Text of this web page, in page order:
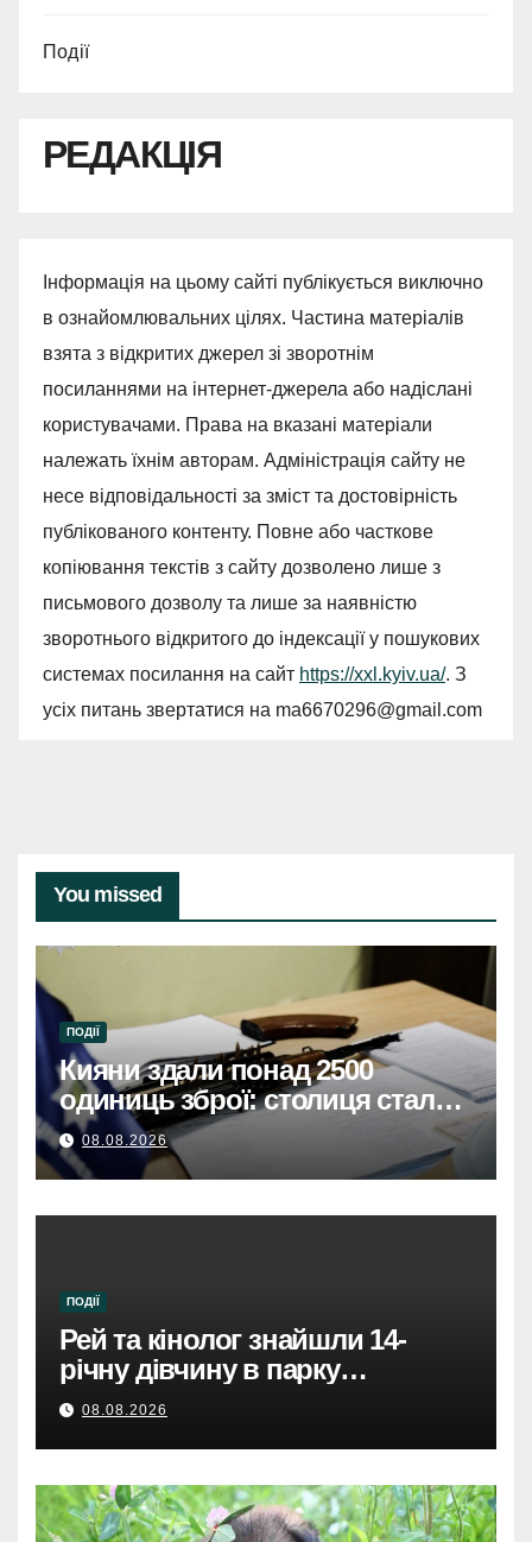
Події
РЕДАКЦІЯ
Інформація на цьому сайті публікується виключно
в ознайомлювальних цілях. Частина матеріалів
взята з відкритих джерел зі зворотнім
посиланнями на інтернет-джерела або надіслані
користувачами. Права на вказані матеріали
належать їхнім авторам. Адміністрація сайту не
несе відповідальності за зміст та достовірність
публікованого контенту. Повне або часткове
копіювання текстів з сайту дозволено лише з
письмового дозволу та лише за наявністю
зворотнього відкритого до індексації у пошукових
системах посилання на сайт https://xxl.kyiv.ua/. З
усіх питань звертатися на ma6670296@gmail.com
You missed
ПОДІЇ
Кияни здали понад 2500
одиниць зброї: столиця стала
безпечнішою
08.08.2026
ПОДІЇ
Рей та кінолог знайшли 14-
річну дівчину в парку
Святошинського району.
08.08.2026